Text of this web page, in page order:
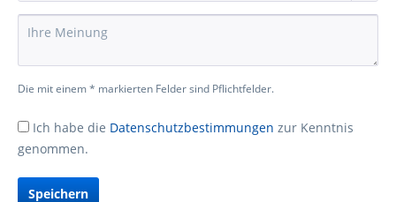
Die mit einem * markierten Felder sind Pflichtfelder.
Ich habe die Datenschutzbestimmungen zur Kenntnis
genommen.
Speichern